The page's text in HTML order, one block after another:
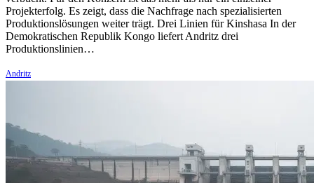
Projekterfolg. Es zeigt, dass die Nachfrage nach spezialisierten
Produktionslösungen weiter trägt. Drei Linien für Kinshasa In der
Demokratischen Republik Kongo liefert Andritz drei
Produktionslinien…
Andritz